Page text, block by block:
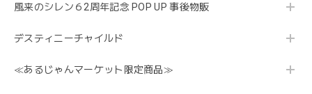
風来のシレン６2周年記念 POP UP 事後物販
デスティニーチャイルド
≪あるじゃんマーケット限定商品≫